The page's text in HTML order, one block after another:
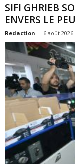
SIFI GHRIEB
ENVERS LE
Redaction - 6 août 2026